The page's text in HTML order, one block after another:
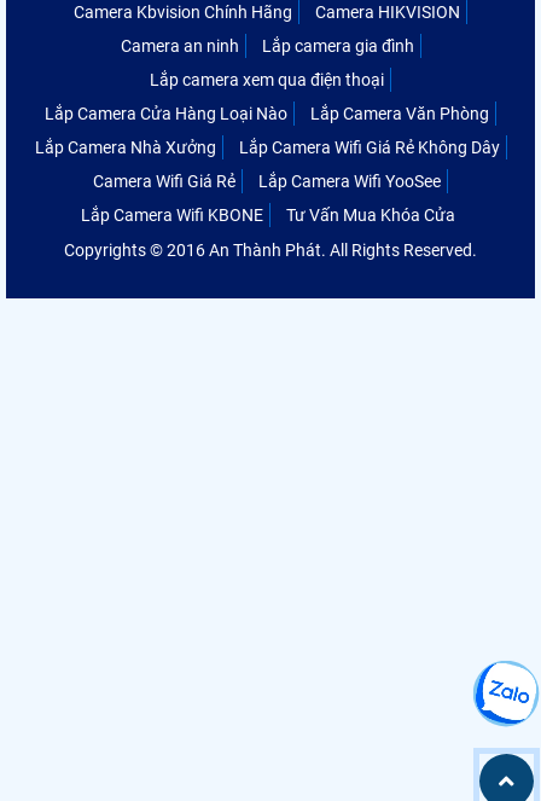
Camera Kbvision Chính Hãng
Camera HIKVISION
Camera an ninh
Lắp camera gia đình
Lắp camera xem qua điện thoại
Lắp Camera Cửa Hàng Loại Nào
Lắp Camera Văn Phòng
Lắp Camera Nhà Xưởng
Lắp Camera Wifi Giá Rẻ Không Dây
Camera Wifi Giá Rẻ
Lắp Camera Wifi YooSee
Lắp Camera Wifi KBONE
Tư Vấn Mua Khóa Cửa
Copyrights © 2016 An Thành Phát. All Rights Reserved.